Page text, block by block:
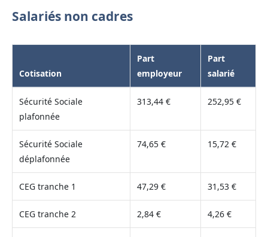
Salariés non cadres
Cotisation
Part
employeur
Part
salarié
Sécurité Sociale
plafonnée
313,44 € 252,95 €
Sécurité Sociale
déplafonnée
74,65 € 15,72 €
CEG tranche 1 47,29 € 31,53 €
CEG tranche 2 2,84 € 4,26 €